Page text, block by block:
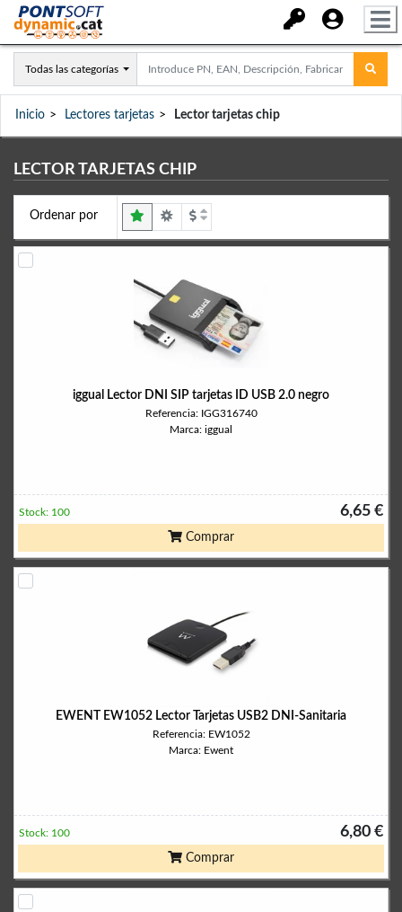
Todas las categorías
Inicio Lectores tarjetas Lector tarjetas chip
LECTOR TARJETAS CHIP
Ordenar por
iggual Lector DNI SIP tarjetas ID USB 2.0 negro
Referencia: IGG316740
Marca: iggual
6,65 €
Stock: 100
Comprar
EWENT EW1052 Lector Tarjetas USB2 DNI-Sanitaria
Referencia: EW1052
Marca: Ewent
6,80 €
Stock: 100
Comprar